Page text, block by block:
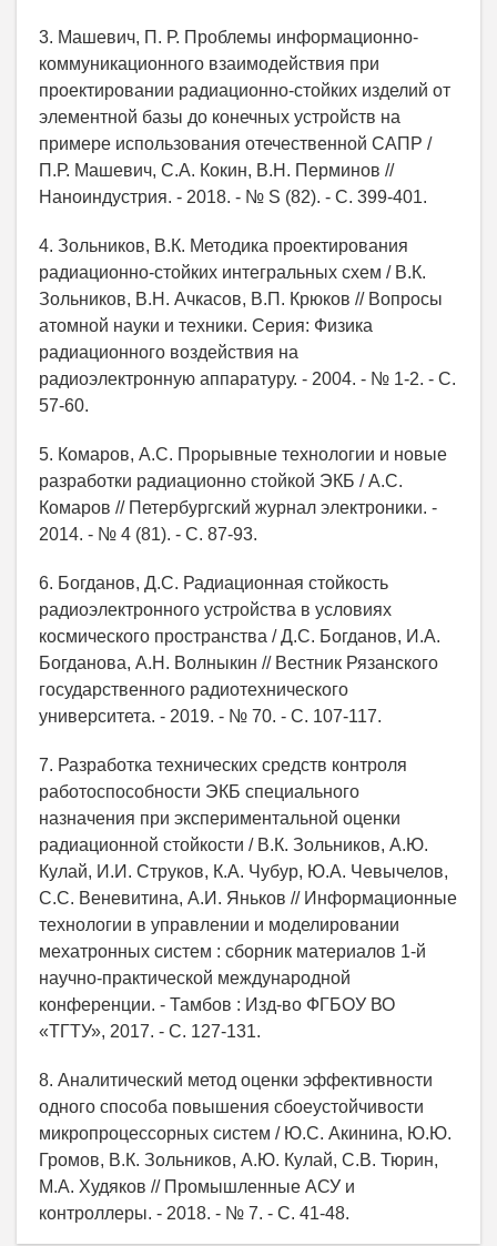
3. Машевич, П. Р. Проблемы информационно-
коммуникационного взаимодействия при
проектировании радиационно-стойких изделий от
элементной базы до конечных устройств на
примере использования отечественной САПР /
П.Р. Машевич, С.А. Кокин, В.Н. Перминов //
Наноиндустрия. - 2018. - № S (82). - С. 399-401.
4. Зольников, В.К. Методика проектирования
радиационно-стойких интегральных схем / В.К.
Зольников, В.Н. Ачкасов, В.П. Крюков // Вопросы
атомной науки и техники. Серия: Физика
радиационного воздействия на
радиоэлектронную аппаратуру. - 2004. - № 1-2. - С.
57-60.
5. Комаров, А.С. Прорывные технологии и новые
разработки радиационно стойкой ЭКБ / А.С.
Комаров // Петербургский журнал электроники. -
2014. - № 4 (81). - С. 87-93.
6. Богданов, Д.С. Радиационная стойкость
радиоэлектронного устройства в условиях
космического пространства / Д.С. Богданов, И.А.
Богданова, А.Н. Волныкин // Вестник Рязанского
государственного радиотехнического
университета. - 2019. - № 70. - С. 107-117.
7. Разработка технических средств контроля
работоспособности ЭКБ специального
назначения при экспериментальной оценки
радиационной стойкости / В.К. Зольников, А.Ю.
Кулай, И.И. Струков, К.А. Чубур, Ю.А. Чевычелов,
С.С. Веневитина, А.И. Яньков // Информационные
технологии в управлении и моделировании
мехатронных систем : сборник материалов 1-й
научно-практической международной
конференции. - Тамбов : Изд-во ФГБОУ ВО
«ТГТУ», 2017. - С. 127-131.
8. Аналитический метод оценки эффективности
одного способа повышения сбоеустойчивости
микропроцессорных систем / Ю.С. Акинина, Ю.Ю.
Громов, В.К. Зольников, А.Ю. Кулай, С.В. Тюрин,
М.А. Худяков // Промышленные АСУ и
контроллеры. - 2018. - № 7. - С. 41-48.